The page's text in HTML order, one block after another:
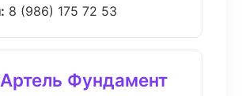
8 (986) 175 72 53
Фундамент